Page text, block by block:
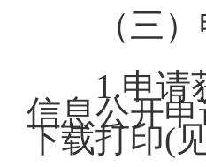
（三
1.申请
信息公开
下载打印(